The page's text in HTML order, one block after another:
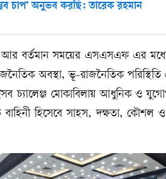
চাপ’ অনুভব করছি: তারেক রহমান
আর বর্তমান সময়ের এসএসএফ এর
অবস্থা, ভূ-রাজনৈতিক পরিস্থিতি
চ্যালেঞ্জ মোকাবিলায় আধুনিক ও
হিসেবে সাহস, দক্ষতা, কৌশল